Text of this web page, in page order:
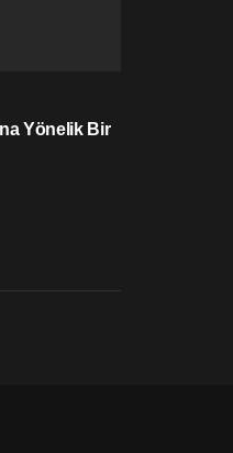
Yönelik Bir